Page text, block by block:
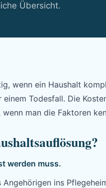
Übersicht.
wenn ein Haushalt
Todesfall. Die
man die Faktoren
werden muss.
ins